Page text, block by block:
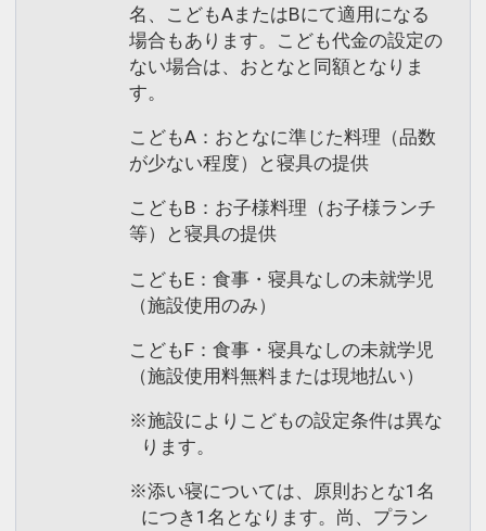
名、こどもAまたはBにて適用になる
場合もあります。こども代金の設定の
ない場合は、おとなと同額となりま
す。
こどもA：おとなに準じた料理（品数
が少ない程度）と寝具の提供
こどもB：お子様料理（お子様ランチ
等）と寝具の提供
こどもE：食事・寝具なしの未就学児
（施設使用のみ）
こどもF：食事・寝具なしの未就学児
（施設使用料無料または現地払い）
※施設によりこどもの設定条件は異な
ります。
※添い寝については、原則おとな1名
につき1名となります。尚、プラン